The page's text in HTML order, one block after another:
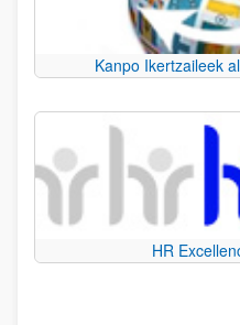
Kanpo Ikertzaileek
HR